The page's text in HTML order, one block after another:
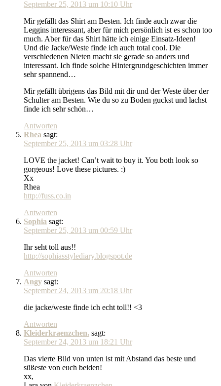
September 25, 2013 um 10:10 Uhr
Mir gefällt das Shirt am Besten. Ich finde auch zwar die
Leggins interessant, aber für mich persönlich ist es schon too
much. Aber für das Shirt hätte ich einige Einsatz-Ideen!
Und die Jacke/Weste finde ich auch total cool. Die
verschiedenen Nieten macht sie gerade so anders und
interessant. Ich finde solche Hintergrundgeschichten immer
sehr spannend…
Mir gefällt übrigens das Bild mit dir und der Weste über der
Schulter am Besten. Wie du so zu Boden guckst und lachst
finde ich sehr schön…
Antworten
Rhea sagt:
September 25, 2013 um 03:28 Uhr
LOVE the jacket! Can’t wait to buy it. You both look so
gorgeous! Love these pictures. :)
Xx
Rhea
http://fuss.co.in
Antworten
Sophia sagt:
September 25, 2013 um 00:59 Uhr
Ihr seht toll aus!!
http://sophiasstylediary.blogspot.de
Antworten
Angy sagt:
September 24, 2013 um 20:18 Uhr
die jacke/weste finde ich echt toll!! <3
Antworten
Kleiderkraenzchen. sagt:
September 24, 2013 um 18:21 Uhr
Das vierte Bild von unten ist mit Abstand das beste und
süßeste von euch beiden!
xx,